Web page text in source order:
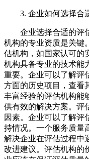
3. 企业如何选择合
企业选择合适的评
机构的专业资质是关键
估机构，如国家认可的
机构具备专业的技术能
重要。企业可以了解评
方面的历史项目，查看
丰富经验的评估机构能
供有效的解决方案。评
因素。企业可以了解评
持情况。一个服务质量
解决企业在评估过程中
改进建议。评估机构的